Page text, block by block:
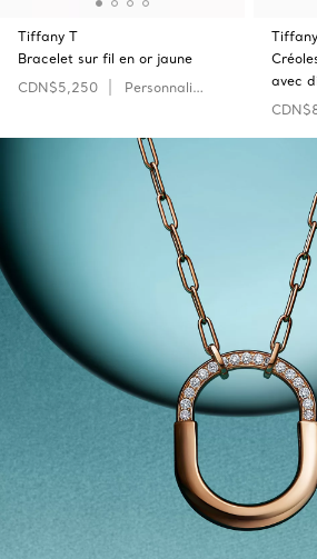
Tiffany T
Bracelet sur fil en or jaune
CDN$5,250
Personnaliser
avec